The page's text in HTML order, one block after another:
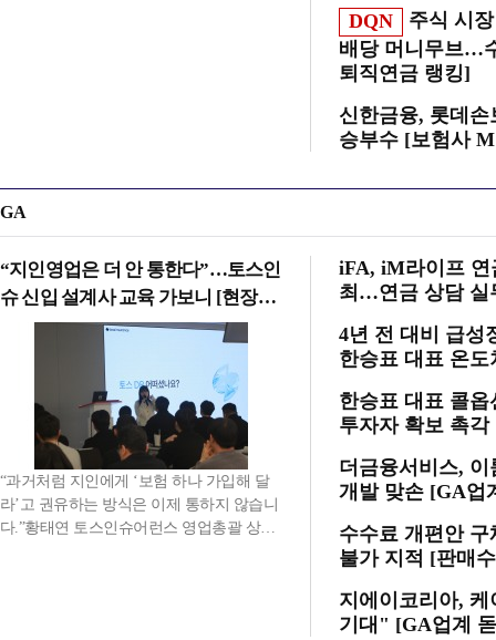
DQN
주식 시
배당 머니무브…
퇴직연금 랭킹]
신한금융, 롯데
승부수 [보험사
GA
“지인영업은 더 안 통한다”…토스인
슈 신입 설계사 교육 가보니 [현장스
케치]
“과거처럼 지인에게 ‘보험 하나 가입해 달
라’고 권유하는 방식은 이제 통하지 않습니
다.”황태연 토스인슈어런스 영업총괄 상무
iFA, iM라이프 연
최…연금 상담 실
4년 전 대비 급성
한승표 대표 온
한승표 대표 콜
투자자 확보 촉
더금융서비스,
개발 맞손 [GA업
수수료 개편안
불가 지적 [판매
지에이코리아,
기대" [GA업계